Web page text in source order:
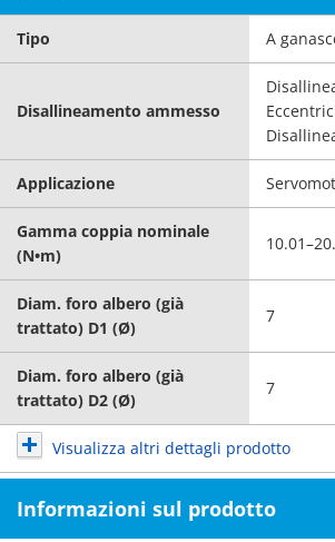
Tipo A
Disallineamento ammesso
Applicazione
Gamma coppia nominale
(N•m)
Diam. foro albero (già
trattato) D1 (Ø)
7
Diam. foro albero (già
trattato) D2 (Ø)
7
Visualizza altri dettagli prodotto
Informazioni sul prodotto